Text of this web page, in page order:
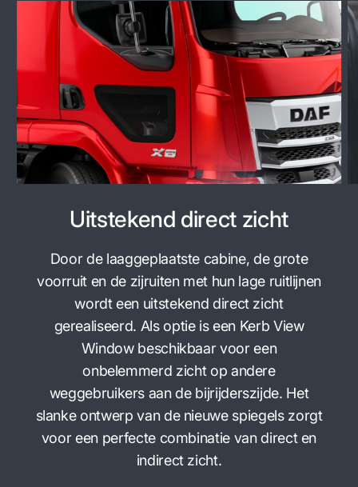
Uitstekend direct zicht
Door de laaggeplaatste cabine, de grote
voorruit en de zijruiten met hun lage ruitlijnen
wordt een uitstekend direct zicht
gerealiseerd. Als optie is een Kerb View
Window beschikbaar voor een
onbelemmerd zicht op andere
weggebruikers aan de bijrijderszijde. Het
slanke ontwerp van de nieuwe spiegels zorgt
voor een perfecte combinatie van direct en
indirect zicht.